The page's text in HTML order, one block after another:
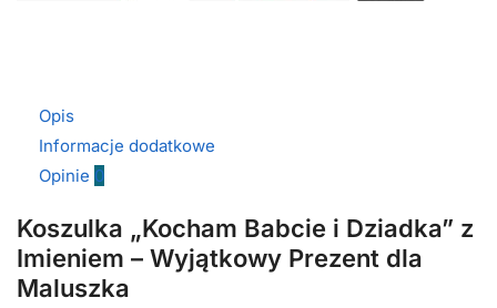
Opis
Informacje dodatkowe
Opinie 0
Koszulka „Kocham Babcie i Dziadka” z
Imieniem – Wyjątkowy Prezent dla
Maluszka